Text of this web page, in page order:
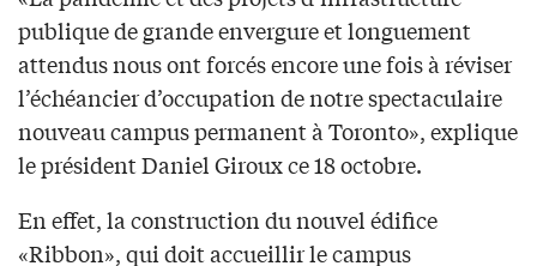
publique de grande envergure et longuement
attendus nous ont forcés encore une fois à réviser
l’échéancier d’occupation de notre spectaculaire
nouveau campus permanent à Toronto», explique
le président Daniel Giroux ce 18 octobre.
En effet, la construction du nouvel édifice
«Ribbon», qui doit accueillir le campus